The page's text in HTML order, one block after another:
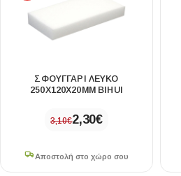
ΣΦΟΥΓΓΑΡΙ ΛΕΥΚΟ
250X120X20MM BIHUI
3,10€2,30€
Αποστολή στο χώρο σου